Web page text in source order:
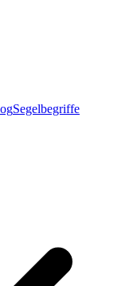
Segelbegriffe